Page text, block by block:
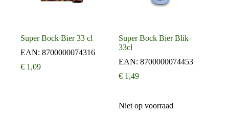
Super Bock Bier 33 cl
EAN: 8700000074316
€ 1,09
Super Bock Bier Blik
33cl
EAN:8700000074453
€ 1,49
Niet op voorraad